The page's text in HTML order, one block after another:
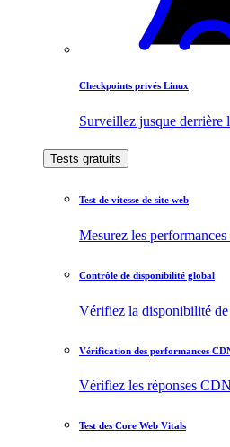
Checkpoints privés Linux
Surveillez jusque derrière
Tests gratuits
Test de vitesse de site web
Mesurez les
Contrôle de disponibilité global
Vérifiez la disponibilité de
Vérification des performances
Vérifiez les réponses
Test des Core Web Vitals